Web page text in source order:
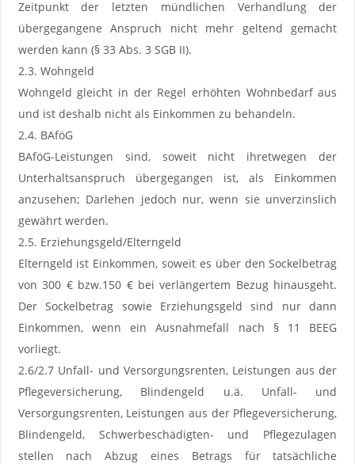
Zeitpunkt der letzten mündlichen Verhandlung der
übergegangene Anspruch nicht mehr geltend gemacht
werden kann (§ 33 Abs. 3 SGB II).
2.3. Wohngeld
Wohngeld gleicht in der Regel erhöhten Wohnbedarf aus
und ist deshalb nicht als Einkommen zu behandeln.
2.4. BAföG
BAföG-Leistungen sind, soweit nicht ihretwegen der
Unterhaltsanspruch übergegangen ist, als Einkommen
anzusehen; Darlehen jedoch nur, wenn sie unverzinslich
gewährt werden.
2.5. Erziehungsgeld/Elterngeld
Elterngeld ist Einkommen, soweit es über den Sockelbetrag
von 300 € bzw.150 € bei verlängertem Bezug hinausgeht.
Der Sockelbetrag sowie Erziehungsgeld sind nur dann
Einkommen, wenn ein Ausnahmefall nach § 11 BEEG
vorliegt.
2.6/2.7 Unfall- und Versorgungsrenten, Leistungen aus der
Pflegeversicherung, Blindengeld u.ä. Unfall- und
Versorgungsrenten, Leistungen aus der Pflegeversicherung,
Blindengeld, Schwerbeschädigten- und Pflegezulagen
stellen nach Abzug eines Betrags für tatsächliche